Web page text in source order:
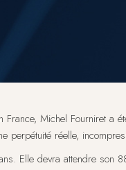
Michel Fourniret a
perpétuité réelle,
Elle devra attendre son